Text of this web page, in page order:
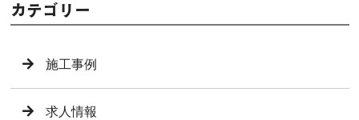
カテゴリー
施工事例
求人情報